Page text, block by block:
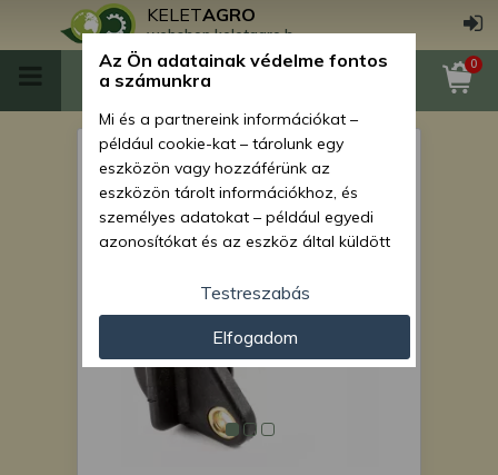
KELETAGRO
webshop.keletagro.hu
0
Force 108 motorolajszűrő
betét
Az Ön adatainak védelme fontos
a számunkra
Mi és a partnereink információkat –
például cookie-kat – tárolunk egy
eszközön vagy hozzáférünk az
eszközön tárolt információkhoz, és
személyes adatokat – például egyedi
azonosítókat és az eszköz által küldött
személyre szabott hirdetések és
tartalom nyújtásához, hirdetés- és
tartalomméréshez, nézettségi adatok
gyűjtéséhez, valamint termékek
kifejlesztéséhez és a termékek
javításához. Az Ön engedélyével mi és a
partnereink eszközleolvasásos
Testreszabás
Elfogadom